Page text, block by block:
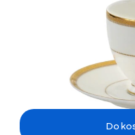
Do